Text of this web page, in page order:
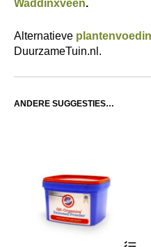
Waddinxveen.
Alternatieve
DuurzameTuin.nl.
ANDERE SUGGESTIES…